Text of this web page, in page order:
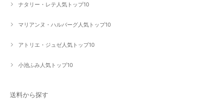
ナタリー・レテ人気トップ10
マリアンヌ・ハルバーグ人気トップ10
アトリエ・ジュゼ人気トップ10
小池ふみ人気トップ10
送料から探す